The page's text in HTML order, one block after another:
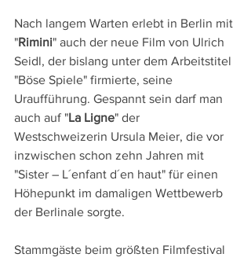
Nach langem Warten erlebt in Berlin mit
"Rimini" auch der neue Film von Ulrich
Seidl, der bislang unter dem Arbeitstitel
"Böse Spiele" firmierte, seine
Uraufführung. Gespannt sein darf man
auch auf "La Ligne" der
Westschweizerin Ursula Meier, die vor
inzwischen schon zehn Jahren mit
"Sister – L´enfant d´en haut" für einen
Höhepunkt im damaligen Wettbewerb
der Berlinale sorgte.
Stammgäste beim größten Filmfestival